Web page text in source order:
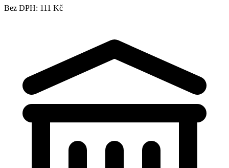
Bez DPH: 111 Kč